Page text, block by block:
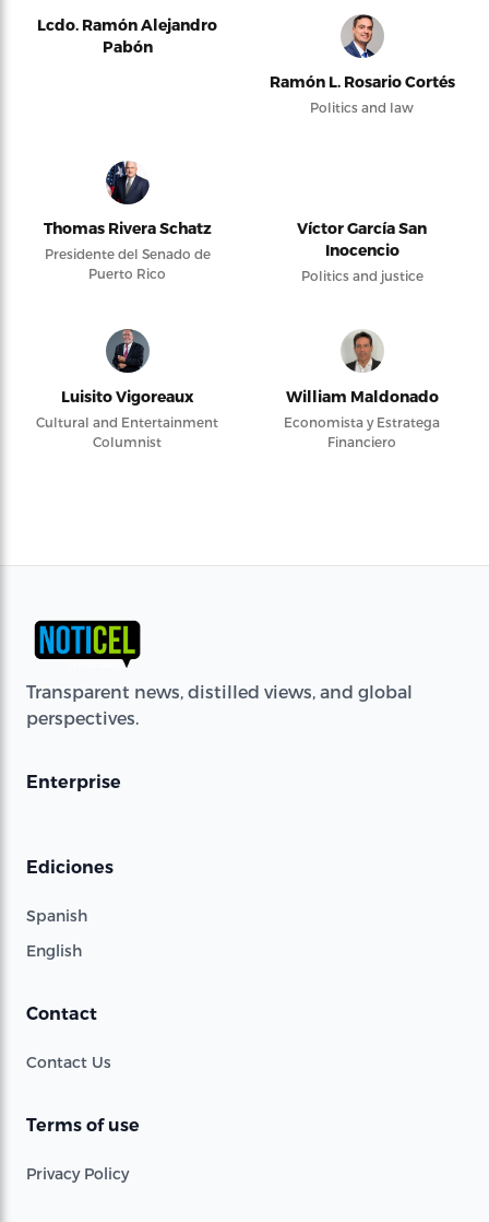
Lcdo. Ramón Alejandro
Pabón
Ramón L. Rosario Cortés
Politics and law
Thomas Rivera Schatz
Presidente del Senado de
Puerto Rico
Víctor García San
Inocencio
Politics and justice
Luisito Vigoreaux
Cultural and Entertainment
Columnist
William Maldonado
Economista y Estratega
Financiero
Transparent news, distilled views, and global
perspectives.
Enterprise
Ediciones
Spanish
English
Contact
Contact Us
Terms of use
Privacy Policy